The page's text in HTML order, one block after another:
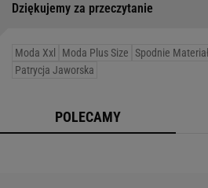
Dziękujemy za przeczytanie
Moda Xxl Moda Plus Size Spodnie
Patrycja Jaworska
POLECAMY